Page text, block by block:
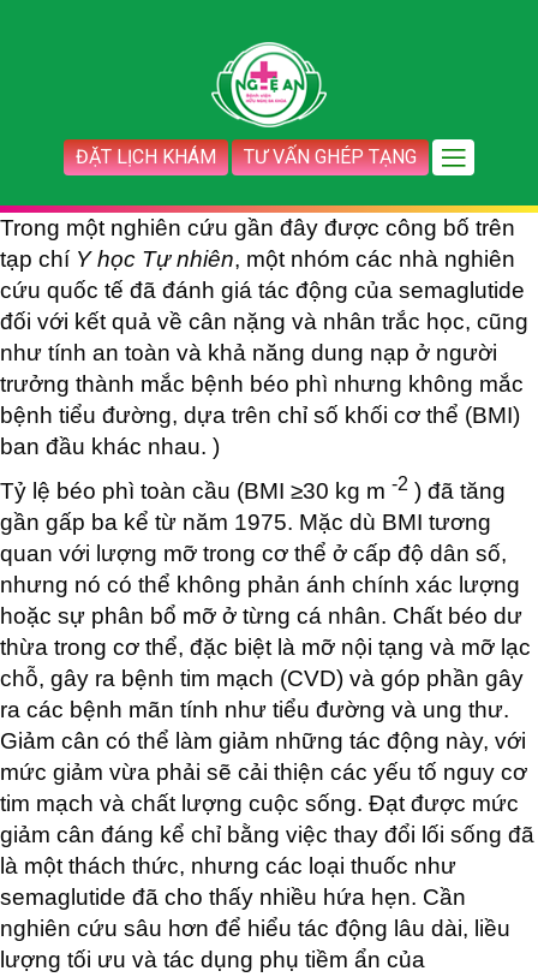
ĐẶT LỊCH KHÁM TƯ VẤN GHÉP TẠNG
Trong một nghiên cứu gần đây được công bố trên
tạp chí Y học Tự nhiên, một nhóm các nhà nghiên
cứu quốc tế đã đánh giá tác động của semaglutide
đối với kết quả về cân nặng và nhân trắc học, cũng
như tính an toàn và khả năng dung nạp ở người
trưởng thành mắc bệnh béo phì nhưng không mắc
bệnh tiểu đường, dựa trên chỉ số khối cơ thể (BMI)
ban đầu khác nhau. )
Tỷ lệ béo phì toàn cầu (BMI ≥30 kg m -2 ) đã tăng
gần gấp ba kể từ năm 1975. Mặc dù BMI tương
quan với lượng mỡ trong cơ thể ở cấp độ dân số,
nhưng nó có thể không phản ánh chính xác lượng
hoặc sự phân bổ mỡ ở từng cá nhân. Chất béo dư
thừa trong cơ thể, đặc biệt là mỡ nội tạng và mỡ lạc
chỗ, gây ra bệnh tim mạch (CVD) và góp phần gây
ra các bệnh mãn tính như tiểu đường và ung thư.
Giảm cân có thể làm giảm những tác động này, với
mức giảm vừa phải sẽ cải thiện các yếu tố nguy cơ
tim mạch và chất lượng cuộc sống. Đạt được mức
giảm cân đáng kể chỉ bằng việc thay đổi lối sống đã
là một thách thức, nhưng các loại thuốc như
semaglutide đã cho thấy nhiều hứa hẹn. Cần
nghiên cứu sâu hơn để hiểu tác động lâu dài, liều
lượng tối ưu và tác dụng phụ tiềm ẩn của